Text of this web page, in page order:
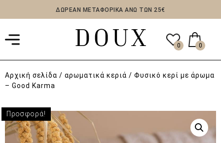
ΔΩΡΕΑΝ ΜΕΤΑΦΟΡΙΚΑ ΑΝΩ ΤΩΝ 25€
0 0
Αρχική σελίδα / αρωματικά κεριά / Φυσικό κερί με άρωμα
– Good Karma
Προσφορά!